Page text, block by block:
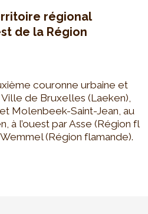
régional
de la Région
couronne urbaine et
de Bruxelles (Laeken),
Molenbeek-Saint-Jean, au
à l’ouest par Asse (Région fl
(Région flamande).